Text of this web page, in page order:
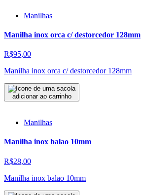
Manilhas
Manilha inox orca c/ destorcedor 128mm
R$95,00
Manilha inox orca c/ destorcedor 128mm
adicionar ao carrinho
Manilhas
Manilha inox balao 10mm
R$28,00
Manilha inox balao 10mm